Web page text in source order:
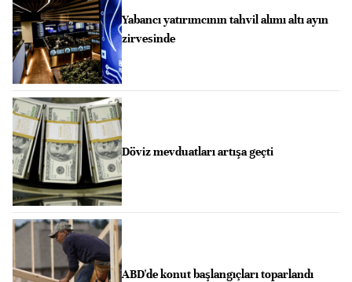
Yabancı yatırımcının tahvil alımı altı ayın
zirvesinde
Döviz mevduatları artışa geçti
ABD'de konut başlangıçları toparlandı